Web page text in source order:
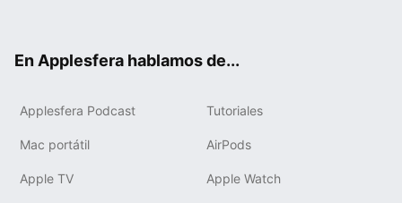
En Applesfera hablamos de...
Applesfera Podcast Tutoriales
Mac portátil AirPods
Apple TV Apple Watch